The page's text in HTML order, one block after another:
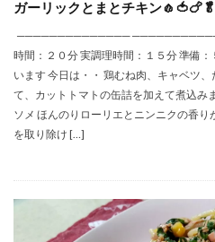
ガーリックとまとチキン
──────────────
時間：２０分 実調理時間：１５分 準備
います 今日は・・ 鶏むね肉、キャベツ
て、カットトマトの缶詰を加えて煮込み
ソメ ほんのりローリエとニンニクの香
を取り除け […]